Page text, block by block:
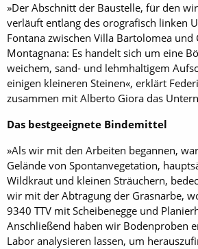
»Der Abschnitt der Baustelle, für den
verläuft entlang des orografisch linken
Fontana zwischen Villa Bartolomea und
Montagnana: Es handelt sich um eine
weichem, sand- und lehmhaltigem
einigen kleineren Steinen«, erklärt
zusammen mit Alberto Giora das
Das bestgeeignete Bindemittel
»Als wir mit den Arbeiten begannen,
Gelände von Spontanvegetation,
Wildkraut und kleinen Sträuchern,
wir mit der Abtragung der Grasnarbe,
9340 TTV mit Scheiben­egge und
Anschließend haben wir Bodenproben
Labor analysieren lassen, um